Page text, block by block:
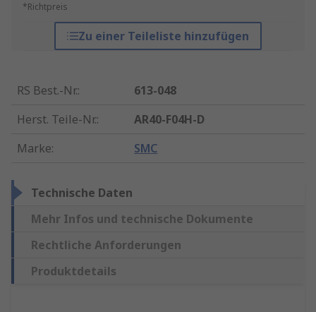
*Richtpreis
Zu einer Teileliste hinzufügen
RS Best.-Nr.:
613-048
Herst. Teile-Nr.:
AR40-F04H-D
Marke: SMC
Technische Daten
Mehr Infos und technische Dokumente
Rechtliche Anforderungen
Produktdetails